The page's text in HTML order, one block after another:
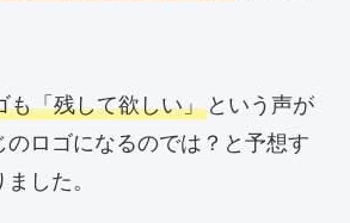
も「残して欲しい」という声が
のロゴになるのでは？と予想す
した。